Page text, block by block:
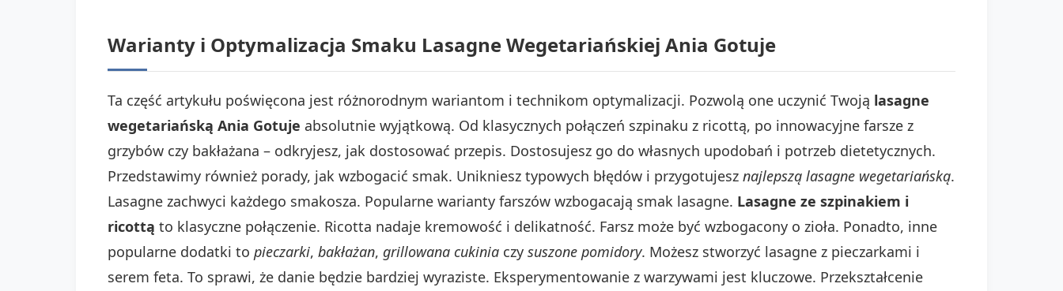
Warianty i Optymalizacja Smaku Lasagne Wegetariańskiej Ania Gotuje
Ta część artykułu poświęcona jest różnorodnym wariantom i technikom optymalizacji. Pozwolą one uczynić Twoją lasagne
wegetariańską Ania Gotuje absolutnie wyjątkową. Od klasycznych połączeń szpinaku z ricottą, po innowacyjne farsze z
grzybów czy bakłażana – odkryjesz, jak dostosować przepis. Dostosujesz go do własnych upodobań i potrzeb dietetycznych.
Przedstawimy również porady, jak wzbogacić smak. Unikniesz typowych błędów i przygotujesz najlepszą lasagne wegetariańską.
Lasagne zachwyci każdego smakosza. Popularne warianty farszów wzbogacają smak lasagne. Lasagne ze szpinakiem i
ricottą to klasyczne połączenie. Ricotta nadaje kremowość i delikatność. Farsz może być wzbogacony o zioła. Ponadto, inne
popularne dodatki to pieczarki, bakłażan, grillowana cukinia czy suszone pomidory. Możesz stworzyć lasagne z pieczarkami i
serem feta. To sprawi, że danie będzie bardziej wyraziste. Eksperymentowanie z warzywami jest kluczowe. Przekształcenie